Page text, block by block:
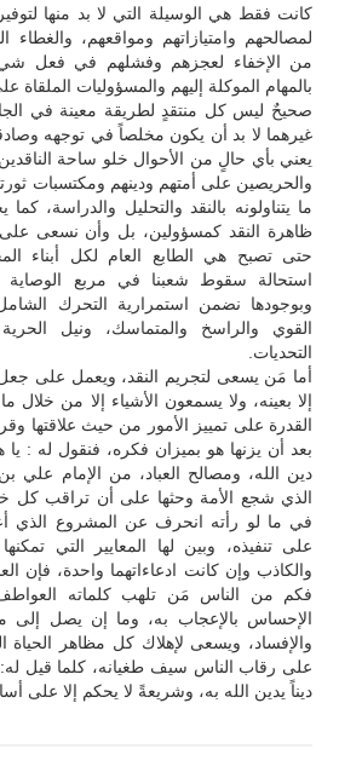
كانت فقط هي الوسيلة التي لا بد منها
لمصالحهم وامتيازاتهم ومواقعهم، والغطاء
من الإخفاء لعجزهم وفشلهم في فعل
بالمهام الموكلة إليهم والمسؤوليات الملقاة
صحيحٌ ليس كل منتقدٍ لطريقة معينة في
غيرهما لا بد أن يكون مخلصاً في توجهه
يعني بأي حالٍ من الأحوال خلو ساحة
والحريصين على أمتهم ودينهم ومكتسبات
ما يتناولونه بالنقد والتحليل والدراسة،
ظاهرة النقد كمسؤولين، بل وأن نسعى على
حتى تصبح هي الطابع العام لكل أبناء
استحالة سقوط شعبنا في مربع الوصاية
وبوجودها نضمن استمرارية التحرك
القوي والراسخ والمتماسك، ونيل
التحديات.
أما مَن يسعى لتجريم النقد، ويعمل على جعل
إلا بعينه، ولا يسمعون الأشياء إلا من خلال
القدرة على تمييز الأمور من حيث علاقتها
بعد أن يزنها هو بميزان فكره، فنقول له :
دين الله، ومصالح العباد، من الإمام علي
الذي شجع الأمة وحثها على أن تراقب كل
في ما لو رأته انحرف عن المشروع الذي
على تنفيذه، وبين لها المعايير التي
والكاذب وإن كانت ادعاءاتهما واحدة، فإن
فكم من الناس مَن تلهب كلماته العواطف
الإحساس بالإعجاب به، وما إن يصل إلى
والإفساد، ويسعى لإهلاك كل مظاهر الحياة
على رقاب الناس سيف طغيانه، كلما قيل له:
ديناً يدين الله به، وشريعةً لا يحكم إلا على